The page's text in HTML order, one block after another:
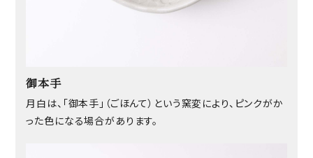
御本手
月白は、「御本手」（ごほんて）という窯変により、ピンクがか
った色になる場合があります。